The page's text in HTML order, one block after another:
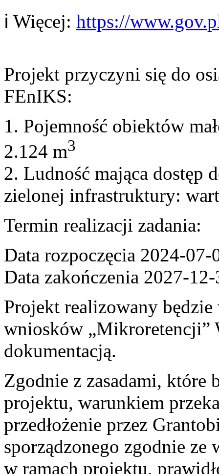
ℹ️ Więcej: https://
Projekt przyczyni się do
FEnIKS:
1. Pojemność obiektów
2.124 m3
2. Ludność mająca dostęp
zielonej infrastruktury:
Termin realizacji zadania:
Data rozpoczęcia 2024-07-
Data zakończenia 2027-
Projekt realizowany
wniosków „Mikroretencji”
dokumentacją.
Zgodnie z zasadami, które
projektu, warunkiem
przedłożenie przez
sporządzonego zgodnie
w ramach projektu,